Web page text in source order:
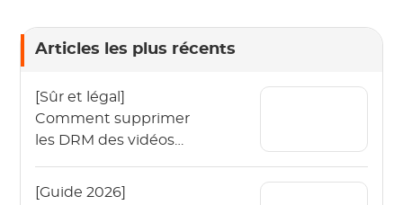
Articles les plus récents
[Sûr et légal]
Comment supprimer
les DRM des vidéos
[Guide 2026]